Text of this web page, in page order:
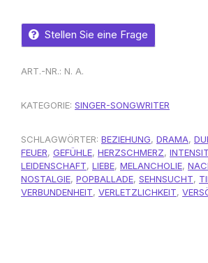
Stellen Sie eine Frage
ART.-NR.: N. A.
KATEGORIE: SINGER-SONGWRITER
SCHLAGWÖRTER: BEZIEHUNG, DRAMA,
FEUER, GEFÜHLE, HERZSCHMERZ,
LEIDENSCHAFT, LIEBE, MELANCHOLIE,
NOSTALGIE, POPBALLADE, SEHNSUCHT,
VERBUNDENHEIT, VERLETZLICHKEIT,